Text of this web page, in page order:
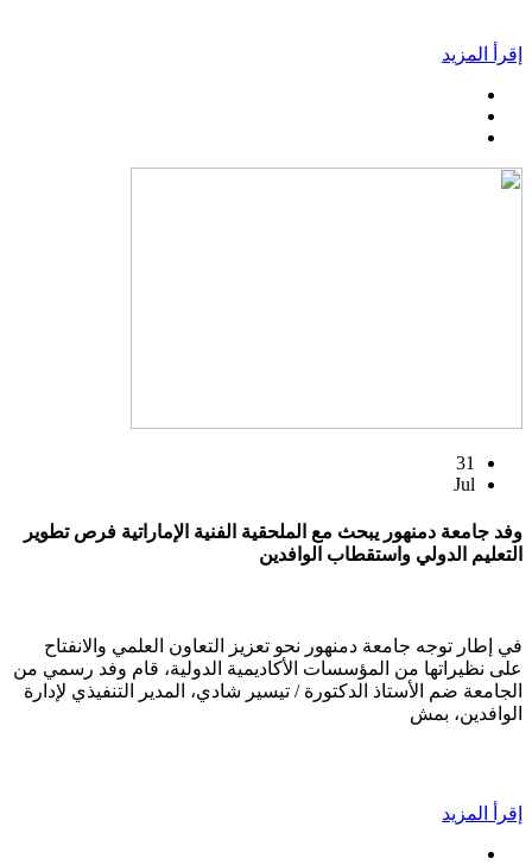
إقرأ المزيد
31
Jul
وفد جامعة دمنهور يبحث مع الملحقية الفنية الإماراتية فرص تطوير
التعليم الدولي واستقطاب الوافدين
في إطار توجه جامعة دمنهور نحو تعزيز التعاون العلمي والانفتاح
على نظيراتها من المؤسسات الأكاديمية الدولية، قام وفد رسمي من
الجامعة ضم الأستاذ الدكتورة / تيسير شادي، المدير التنفيذي لإدارة
الوافدين، بمش
إقرأ المزيد